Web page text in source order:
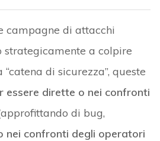
campagne di attacchi
a colpire
di sicurezza”, queste
essere dirette o nei confronti
di bug,
nei confronti degli operatori